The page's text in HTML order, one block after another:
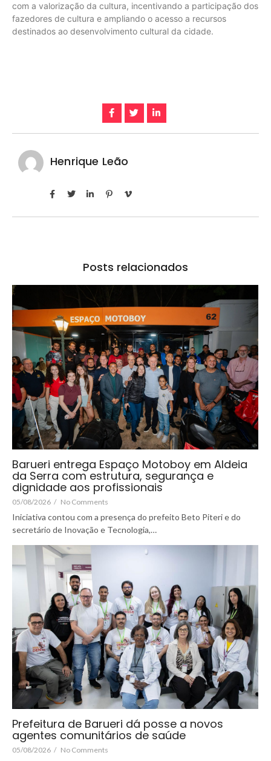
com a valorização da cultura, incentivando a participação dos
fazedores de cultura e ampliando o acesso a recursos
destinados ao desenvolvimento cultural da cidade.
Henrique Leão
Posts relacionados
Barueri entrega Espaço Motoboy em Aldeia
da Serra com estrutura, segurança e
dignidade aos profissionais
05/08/2026 / No Comments
Iniciativa contou com a presença do prefeito Beto Piteri e do
secretário de Inovação e Tecnologia,…
Prefeitura de Barueri dá posse a novos
agentes comunitários de saúde
05/08/2026 / No Comments